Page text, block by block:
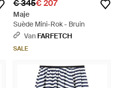
€ 345€ 207
Maje
Suède Mini-Rok - Bruin
Van FARFETCH
SALE